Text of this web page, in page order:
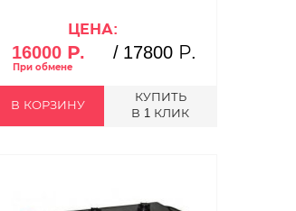
ЦЕНА:
16000 Р. / 17800 Р.
В КОРЗИНУ
КУПИТЬ
В 1 КЛИК